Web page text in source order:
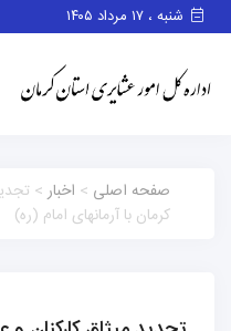
شنبه ، ۱۷ مرداد ۱۴۰۵
صفحه اصلی>اخبار> تجدید
کرمان با آرمانهای امام (ره)